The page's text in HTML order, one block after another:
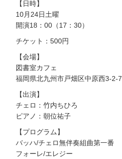
【日時】
10月24日土曜
開演18：00（17：30）
チケット：500円
【会場】
図書室カフェ
福岡県北九州市戸畑区中原西3-2-7
【出演】
チェロ：竹内ちひろ
ピアノ：朝位祐子
【プログラム】
バッハ/チェロ無伴奏組曲第一番
フォーレ/エレジー